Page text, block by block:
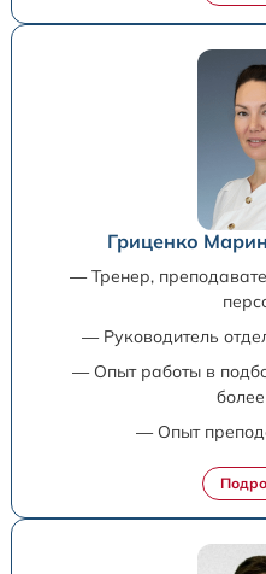
Гриценко
— Тренер,
— Руководитель
— Опыт работы в
— Опыт